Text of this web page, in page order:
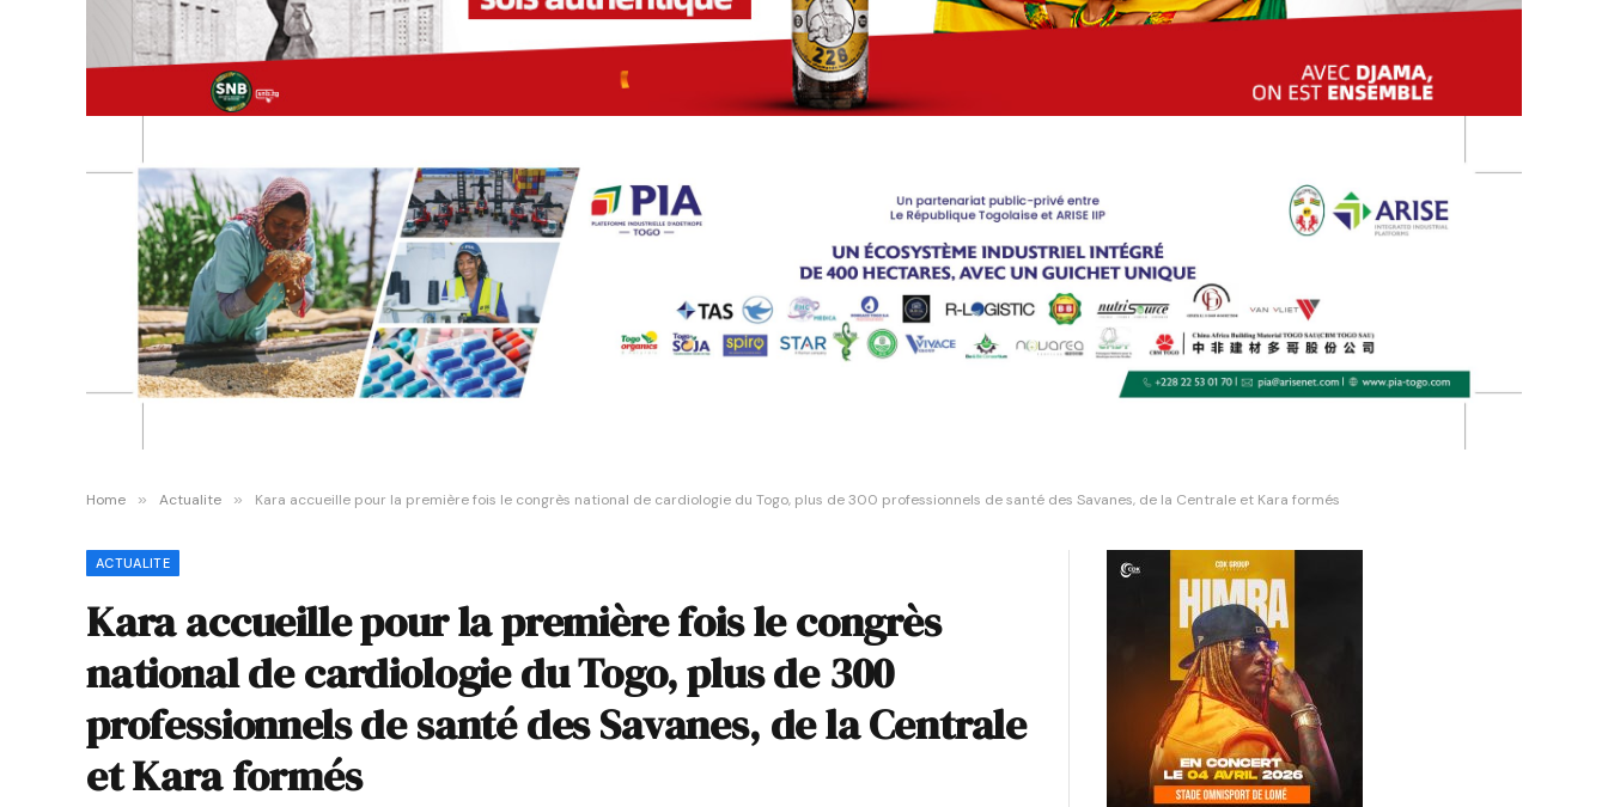
Home » Actualite » Kara accueille pour la première fois le congrès national de cardiologie du Togo, plus de 300 professionnels de santé des Savanes, de la Centrale et Kara formés
ACTUALITE
Kara accueille pour la première fois le congrès
national de cardiologie du Togo, plus de 300
professionnels de santé des Savanes, de la Centrale
et Kara formés